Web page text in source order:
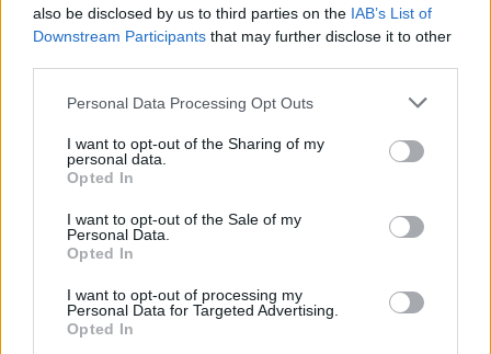
also be disclosed by us to third parties on the IAB’s List of
Downstream Participants that may further disclose it to other
Personal Data Processing Opt Outs
I want to opt-out of the Sharing of my
personal data.
Opted In
I want to opt-out of the Sale of my
Personal Data.
Opted In
I want to opt-out of processing my
Personal Data for Targeted Advertising.
Opted In
Gavi (101)
Gremiasco (4)
Malvicino (2)